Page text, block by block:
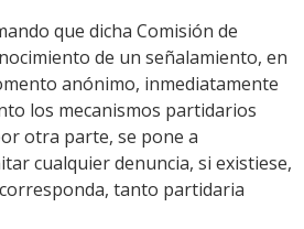
que dicha Comisión de
de un señalamiento, en
anónimo, inmediatamente
los mecanismos partidarios
otra parte, se pone a
cualquier denuncia, si existiese,
tanto partidaria